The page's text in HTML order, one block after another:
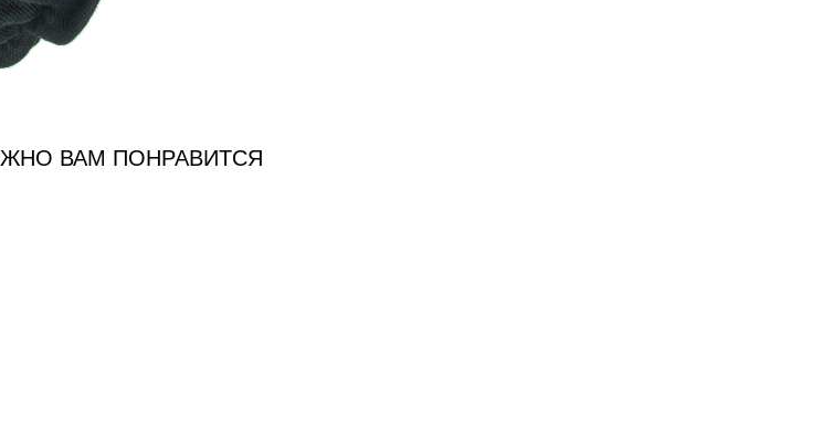
ВАМ ПОНРАВИТСЯ